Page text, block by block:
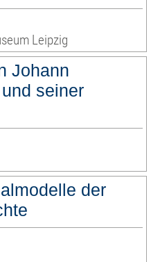
Leipzig
Johann
seiner
der